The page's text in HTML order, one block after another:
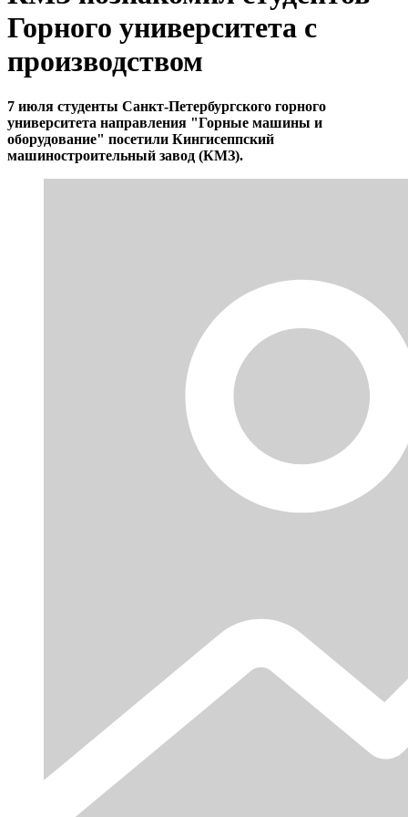
Горного университета с
производством
7 июля студенты Санкт-Петербургского горного
университета направления "Горные машины и
оборудование" посетили Кингисеппский
машиностроительный завод (КМЗ).